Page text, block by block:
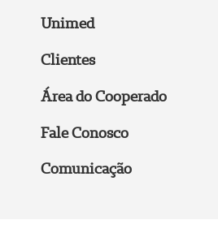
Unimed
Clientes
Área do Cooperado
Fale Conosco
Comunicação